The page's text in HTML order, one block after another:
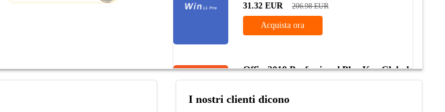
31.32 EUR 206.98 EUR
Acquista ora
-74%
Office2019 Professional Plus Key Global
58.64 EUR
I nostri clienti dicono